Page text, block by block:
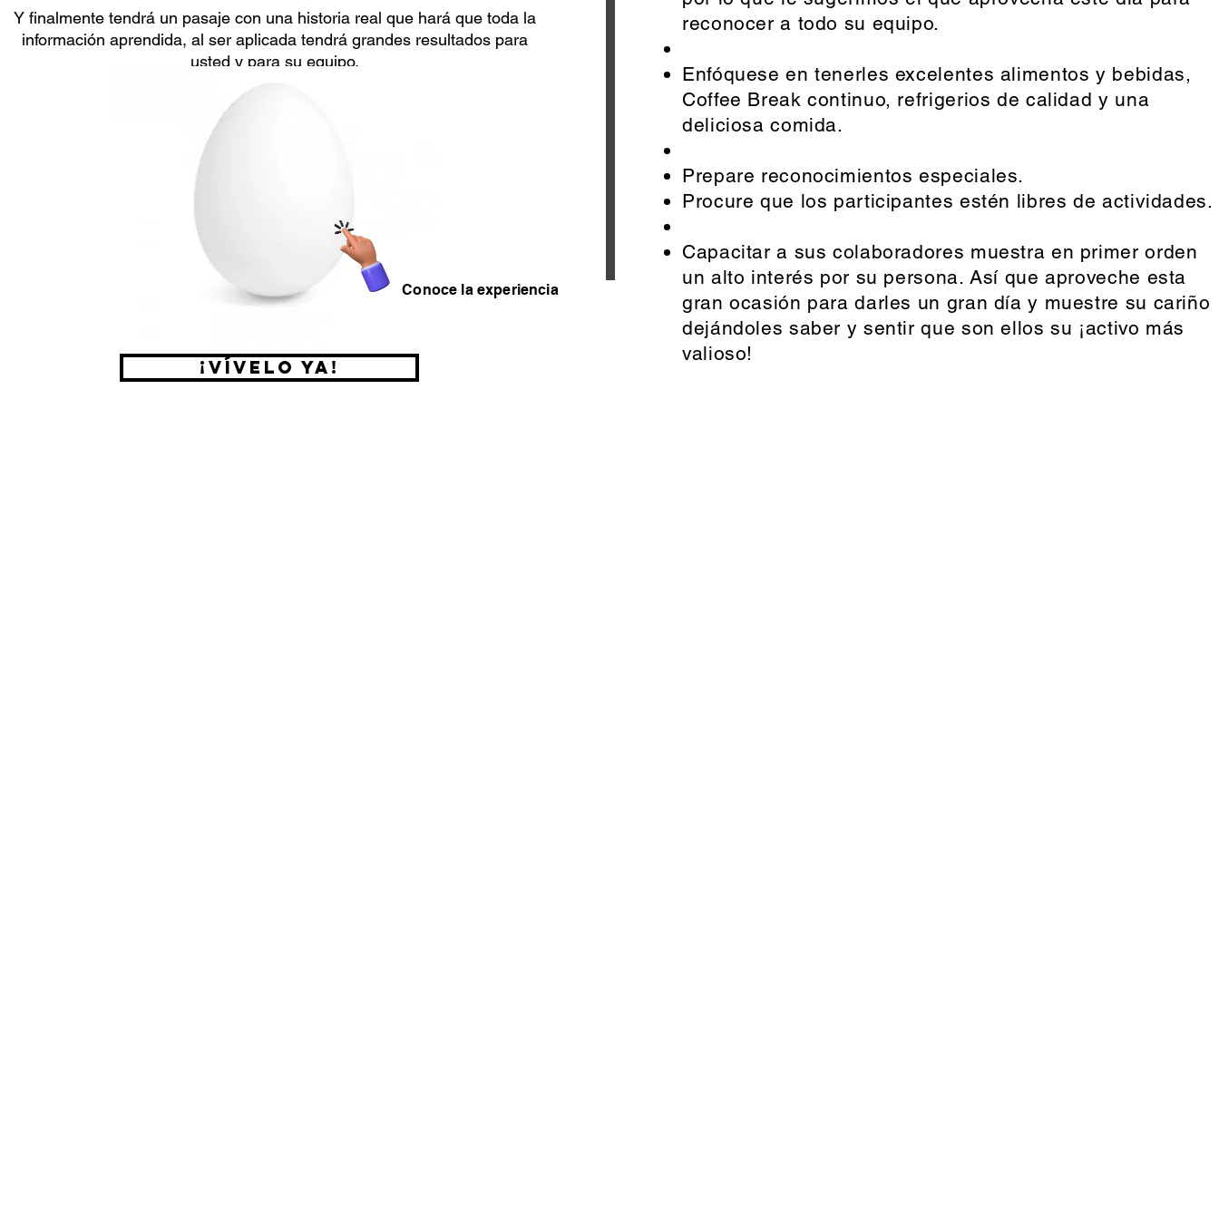
Y finalmente tendrá un pasaje con una historia real que hará que toda la
información aprendida, al ser aplicada tendrá grandes resultados para
usted y para su equipo.
reconocer a todo su equipo.
Enfóquese en tenerles excelentes alimentos y bebidas,
Coffee Break continuo, refrigerios de calidad y una
deliciosa comida.
Prepare reconocimientos especiales.
Procure que los participantes estén libres de actividades.
Capacitar a sus colaboradores muestra en primer orden
un alto interés por su persona. Así que aproveche esta
gran ocasión para darles un gran día y muestre su cariño
dejándoles saber y sentir que son ellos su ¡activo más
valioso!
¡Vívelo ya!
Conoce la experiencia